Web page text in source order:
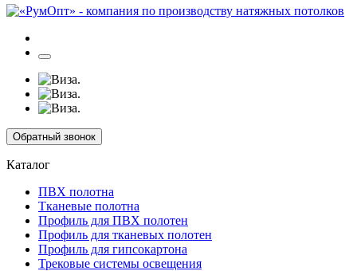
Обратный звонок
Каталог
ПВХ полотна
Тканевые полотна
Профиль для ПВХ полотен
Профиль для тканевых полотен
Профиль для гипсокартона
Трековые системы освещения